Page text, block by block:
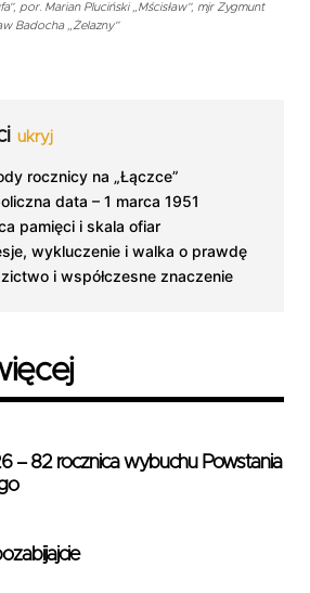
por. Marian Pluciński „Mścisław”, mjr Zygmunt
Badocha „Żelazny”
ukryj
rocznicy na „Łączce”
data – 1 marca 1951
pamięci i skala ofiar
wykluczenie i walka o prawdę
i współczesne znaczenie
– 82 rocznica wybuchu Powstania